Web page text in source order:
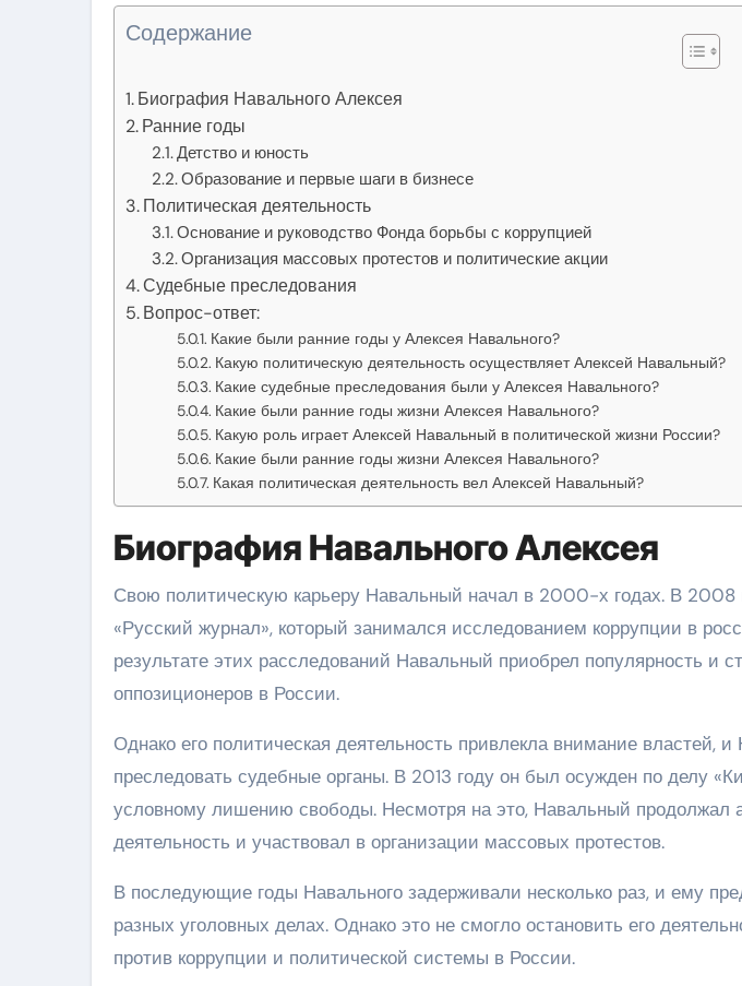
Содержание
Биография Навального Алексея
Ранние годы
Детство и юность
Образование и первые шаги в бизнесе
Политическая деятельность
Основание и руководство Фонда борьбы с коррупцией
Организация массовых протестов и политические акции
Судебные преследования
Вопрос-ответ:
Какие были ранние годы у Алексея Навального?
Какую политическую деятельность осуществляет Алексей Навальный?
Какие судебные преследования были у Алексея Навального?
Какие были ранние годы жизни Алексея Навального?
Какую роль играет Алексей Навальный в политической жизни России?
Какие были ранние годы жизни Алексея Навального?
Какая политическая деятельность вел Алексей Навальный?
Биография Навального Алексея
Свою политическую карьеру Навальный начал в 2000-х годах. В 2008
«Русский журнал», который занимался исследованием коррупции в
результате этих расследований Навальный приобрел популярность и
оппозиционеров в России.
Однако его политическая деятельность привлекла внимание властей, и
преследовать судебные органы. В 2013 году он был осужден по делу
условному лишению свободы. Несмотря на это, Навальный продолжал
деятельность и участвовал в организации массовых протестов.
В последующие годы Навального задерживали несколько раз, и ему
разных уголовных делах. Однако это не смогло остановить его
против коррупции и политической системы в России.